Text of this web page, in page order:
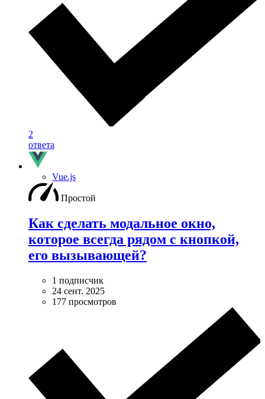
2
ответа
Vue.js
Простой
Как сделать модальное окно,
которое всегда рядом с кнопкой,
его вызывающей?
1 подписчик
24 сент. 2025
177 просмотров